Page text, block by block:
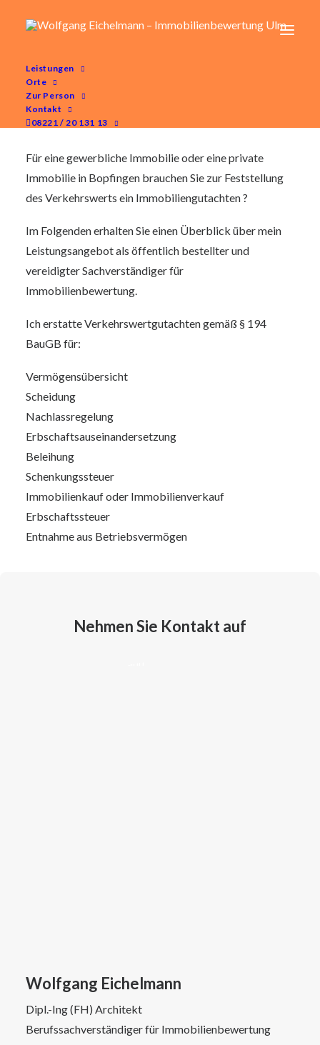
Leistungen
Orte
Zur Person
Kontakt
08221 / 20 131 13
Immobilienbewertung in Bopfingen im
Ostalbkreis
Für eine gewerbliche Immobilie oder eine private
Immobilie in Bopfingen brauchen Sie zur Feststellung
des Verkehrswerts ein Immobiliengutachten ?
Im Folgenden erhalten Sie einen Überblick über mein
Leistungsangebot als öffentlich bestellter und
vereidigter Sachverständiger für
Immobilienbewertung.
Ich erstatte Verkehrswertgutachten gemäß § 194
BauGB für:
Vermögensübersicht
Scheidung
Nachlassregelung
Erbschaftsauseinandersetzung
Beleihung
Schenkungssteuer
Immobilienkauf oder Immobilienverkauf
Erbschaftssteuer
Entnahme aus Betriebsvermögen
Nehmen Sie Kontakt auf
Wolfgang Eichelmann
Dipl.-Ing (FH) Architekt
Berufssachverständiger für Immobilienbewertung